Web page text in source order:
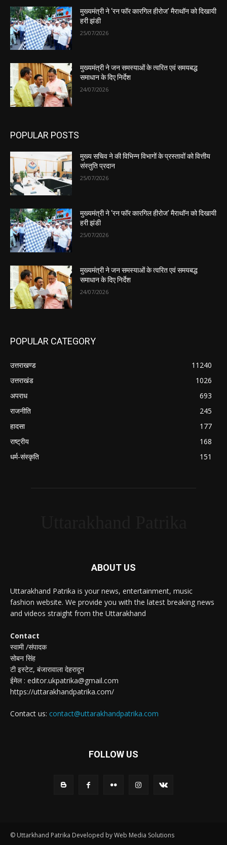
मुख्यमंत्री ने ‘रन फॉर कारगिल हीरोज’ मैराथॉन को दिखायी
हरी झंडी
25/07/2026
मुख्यमंत्री ने जन समस्याओं के त्वरित एवं समयबद्ध
समाधान के दिए निर्देश
24/07/2026
POPULAR POSTS
मुख्य सचिव ने की विभिन्न विभागों के प्रस्तावों को वित्तीय
संस्तुति प्रदान
25/07/2026
मुख्यमंत्री ने ‘रन फॉर कारगिल हीरोज’ मैराथॉन को दिखायी
हरी झंडी
25/07/2026
मुख्यमंत्री ने जन समस्याओं के त्वरित एवं समयबद्ध
समाधान के दिए निर्देश
24/07/2026
POPULAR CATEGORY
उत्तराखण्ड
11240
उत्तराखंड
1026
अपराध
693
राजनीति
245
हादसा
177
राष्ट्रीय
168
धर्म-संस्कृति
151
ABOUT US
Uttarakhand Patrika is your news, entertainment, music
fashion website. We provide you with the latest breaking news
and videos straight from the Uttarakhand
Contact
स्वामी /संपादक
सोबन सिंह
टी इस्टेट, बंजारावाला देहरादून
ईमेल : editor.ukpatrika@gmail.com
https://uttarakhandpatrika.com/
Contact us: contact@uttarakhandpatrika.com
FOLLOW US
© Uttarkhand Patrika Developed by Web Media Solutions